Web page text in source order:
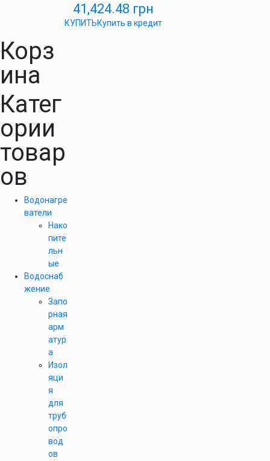
41,424.48 грн
КУПИТЬКупить в кредит
Корз
ина
Катег
ории
товар
ов
Водонагре
ватели
Нако
пите
льн
ые
Водоснаб
жение
Запо
рная
арм
атур
а
Изол
яци
я
для
труб
опро
вод
ов